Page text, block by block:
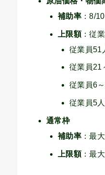
補助率：8/
上限額：従
従業員51
従業員21
従業員6
従業員5
通常枠
補助率：最
上限額：最